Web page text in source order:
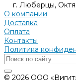
г. Люберцы,
О компании
Доставка
Оплата
Контакты
Политика
© 2026 ООО